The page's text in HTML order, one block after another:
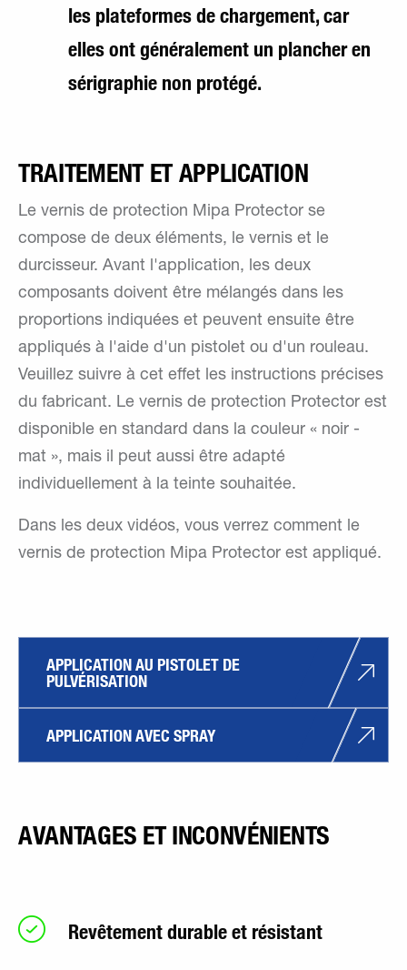
les plateformes de chargement, car
elles ont généralement un plancher en
sérigraphie non protégé.
TRAITEMENT ET APPLICATION
Le vernis de protection Mipa Protector se
compose de deux éléments, le vernis et le
durcisseur. Avant l'application, les deux
composants doivent être mélangés dans les
proportions indiquées et peuvent ensuite être
appliqués à l'aide d'un pistolet ou d'un rouleau.
Veuillez suivre à cet effet les instructions précises
du fabricant. Le vernis de protection Protector est
disponible en standard dans la couleur « noir -
mat », mais il peut aussi être adapté
individuellement à la teinte souhaitée.
Dans les deux vidéos, vous verrez comment le
vernis de protection Mipa Protector est appliqué.
APPLICATION AU PISTOLET DE
PULVÉRISATION
APPLICATION AVEC SPRAY
AVANTAGES ET INCONVÉNIENTS
Revêtement durable et résistant